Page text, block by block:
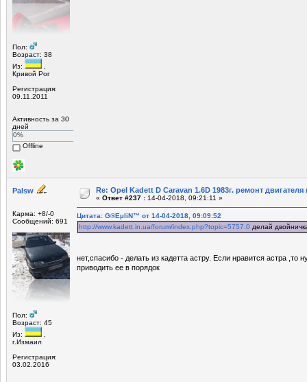
Пол:
Возраст: 38
Из:
Кривой Рог
Регистрация:
09.11.2011
Активность за 30
дней
0%
Offline
Palsw
Карма: +8/-0
Сообщений: 691
Пол:
Возраст: 45
Из:
г.Измаил
Регистрация:
03.02.2016
Re: Opel Kadett D Caravan 1.6D 1983г. ремонт двигателя
« Ответ #237 : 14-04-2018, 09:21:11 »
Цитата: G®EµliN™ от 14-04-2018, 09:09:52
http://www.kadett.in.ua/forum/index.php?topic=5757.0 делай
нет,спасибо - делать из кадетта астру. Если нравится астра ,то
приводить ее в порядок